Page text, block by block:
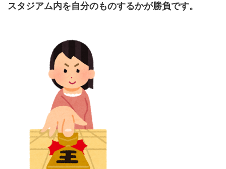
スタジアム内を自分のものするかが勝負です。